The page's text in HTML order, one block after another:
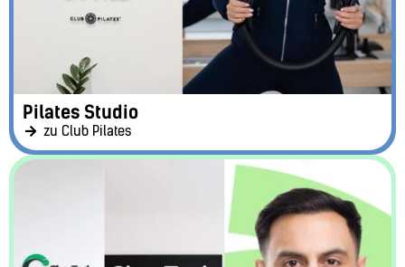
Pilates Studio
zu Club Pilates